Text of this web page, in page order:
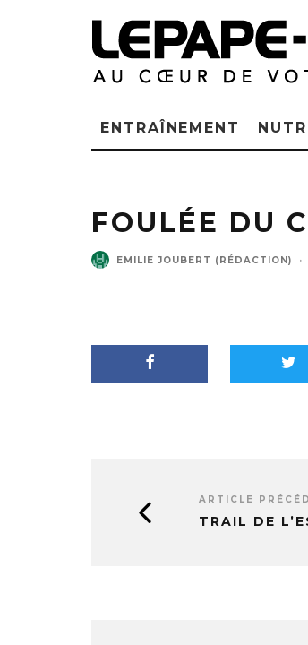
ENTRAÎNEMENT
FOULÉE DU
EMILIE JOUBERT (RÉDACTION) ·
ARTICLE
TRAIL DE